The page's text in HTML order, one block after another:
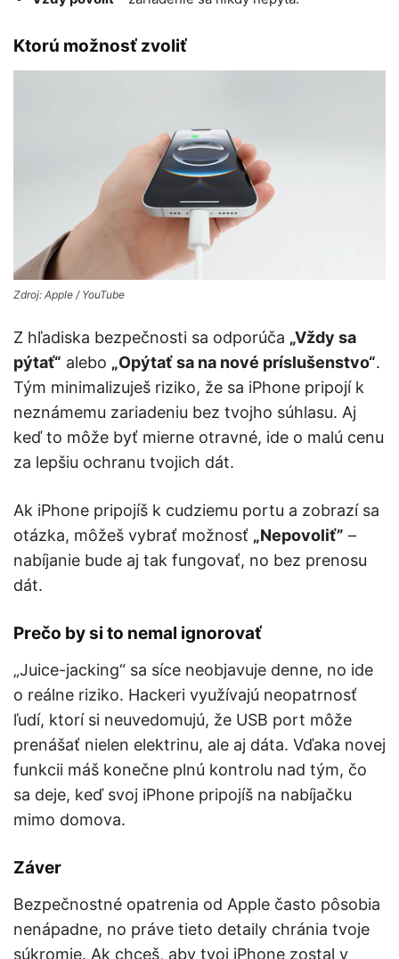
Ktorú možnosť zvoliť
Zdroj: Apple / YouTube
Z hľadiska bezpečnosti sa odporúča „Vždy sa
pýtať“ alebo „Opýtať sa na nové príslušenstvo“.
Tým minimalizuješ riziko, že sa iPhone pripojí k
neznámemu zariadeniu bez tvojho súhlasu. Aj
keď to môže byť mierne otravné, ide o malú cenu
za lepšiu ochranu tvojich dát.
Ak iPhone pripojíš k cudziemu portu a zobrazí sa
otázka, môžeš vybrať možnosť „Nepovoliť” –
nabíjanie bude aj tak fungovať, no bez prenosu
dát.
Prečo by si to nemal ignorovať
„Juice-jacking“ sa síce neobjavuje denne, no ide
o reálne riziko. Hackeri využívajú neopatrnosť
ľudí, ktorí si neuvedomujú, že USB port môže
prenášať nielen elektrinu, ale aj dáta. Vďaka novej
funkcii máš konečne plnú kontrolu nad tým, čo
sa deje, keď svoj iPhone pripojíš na nabíjačku
mimo domova.
Záver
Bezpečnostné opatrenia od Apple často pôsobia
nenápadne, no práve tieto detaily chránia tvoje
súkromie. Ak chceš, aby tvoj iPhone zostal v